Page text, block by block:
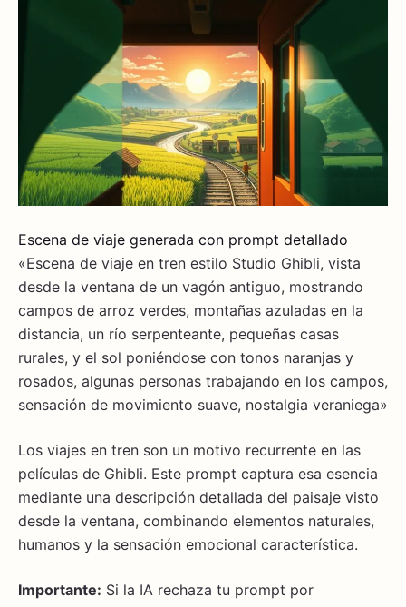
Escena de viaje generada con prompt detallado
«Escena de viaje en tren estilo Studio Ghibli, vista
desde la ventana de un vagón antiguo, mostrando
campos de arroz verdes, montañas azuladas en la
distancia, un río serpenteante, pequeñas casas
rurales, y el sol poniéndose con tonos naranjas y
rosados, algunas personas trabajando en los campos,
sensación de movimiento suave, nostalgia veraniega»
Los viajes en tren son un motivo recurrente en las
películas de Ghibli. Este prompt captura esa esencia
mediante una descripción detallada del paisaje visto
desde la ventana, combinando elementos naturales,
humanos y la sensación emocional característica.
Importante: Si la IA rechaza tu prompt por